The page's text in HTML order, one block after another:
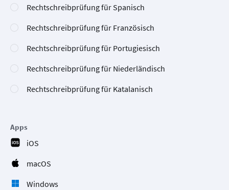
Rechtschreibprüfung für Spanisch
Rechtschreibprüfung für Französisch
Rechtschreibprüfung für Portugiesisch
Rechtschreibprüfung für Niederländisch
Rechtschreibprüfung für Katalanisch
Apps
iOS
macOS
Windows